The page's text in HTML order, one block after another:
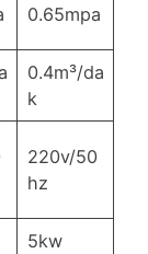
0.65mpa
0.4m³/da
k
220v/50
hz
5kw